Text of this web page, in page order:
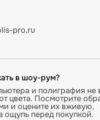
pro.ru
в шоу-рум?
и полиграфия не
цвета. Посмотрите
и оцените их вживую,
ощупь перед покупкой.